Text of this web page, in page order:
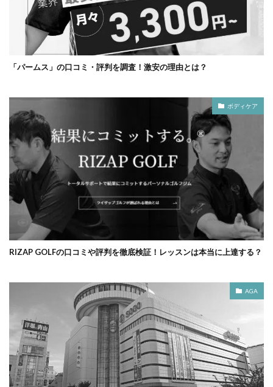
「パームス」の口コミ・評判を調査！激安の理由とは？
ボディケア
RIZAP GOLFの口コミや評判を徹底検証！レッスンは本当に上達する？
AGA